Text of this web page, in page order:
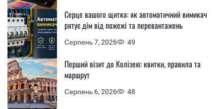
Серпень 7, 2026 49
Серце вашого щитка: як автоматичний вимикач
рятує дім від пожежі та перевантажень
Серпень 6, 2026 48
Перший візит до Колізею: квитки, правила та
маршрут